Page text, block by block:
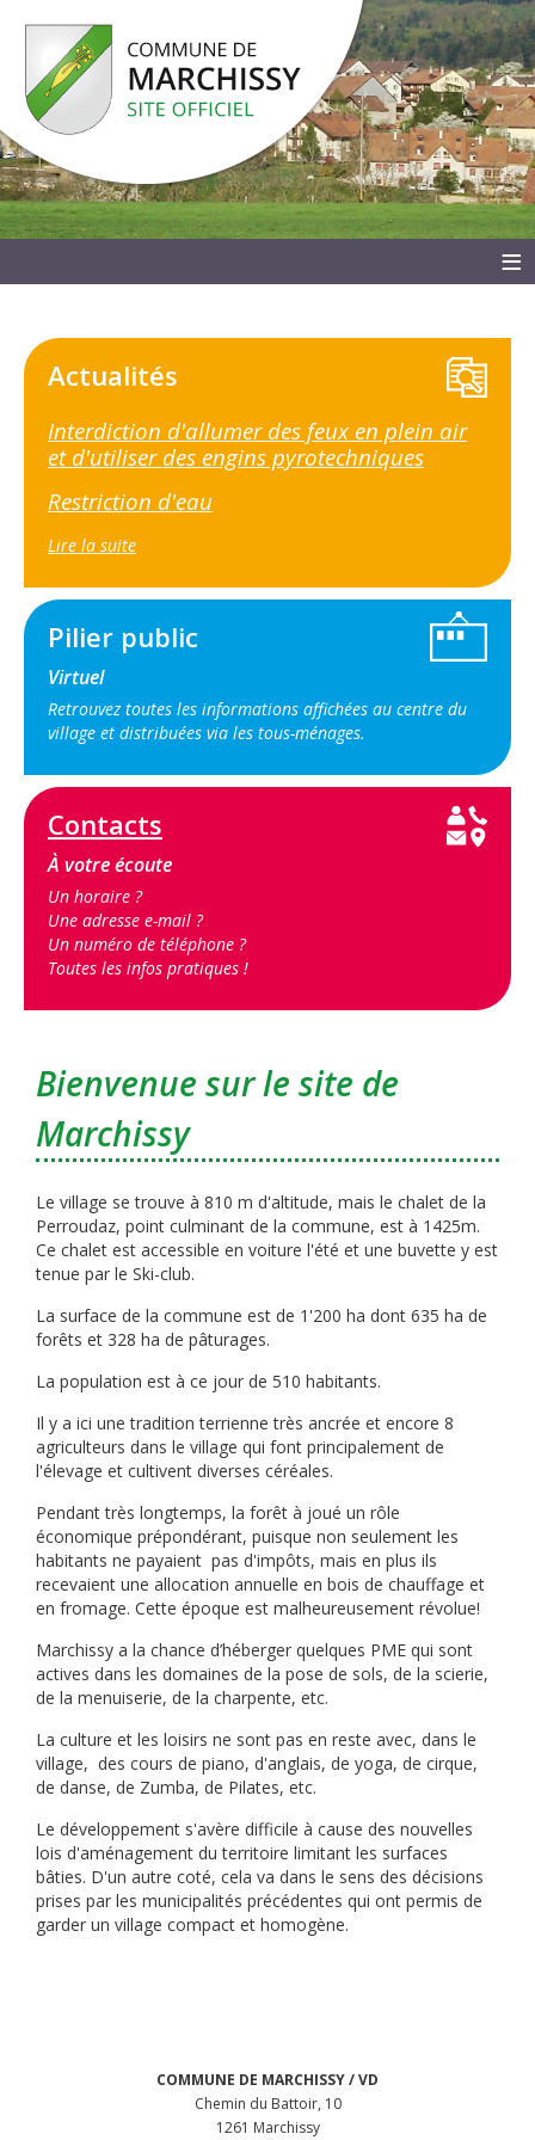
≡
Actualités
Interdiction d'allumer des feux en plein air
et d'utiliser des engins pyrotechniques
Restriction d'eau
Lire la suite
Pilier public
Virtuel
Retrouvez toutes les informations affichées au centre du
village et distribuées via les tous-ménages.
Contacts
À votre écoute
Un horaire ?
Une adresse e-mail ?
Un numéro de téléphone ?
Toutes les infos pratiques !
Bienvenue sur le site de
Marchissy
Le village se trouve à 810 m d'altitude, mais le chalet de la
Perroudaz, point culminant de la commune, est à 1425m.
Ce chalet est accessible en voiture l'été et une buvette y est
tenue par le Ski-club.
La surface de la commune est de 1'200 ha dont 635 ha de
forêts et 328 ha de pâturages.
La population est à ce jour de 510 habitants.
Il y a ici une tradition terrienne très ancrée et encore 8
agriculteurs dans le village qui font principalement de
l'élevage et cultivent diverses céréales.
Pendant très longtemps, la forêt à joué un rôle
économique prépondérant, puisque non seulement les
habitants ne payaient pas d'impôts, mais en plus ils
recevaient une allocation annuelle en bois de chauffage et
en fromage. Cette époque est malheureusement révolue!
Marchissy a la chance d’héberger quelques PME qui sont
actives dans les domaines de la pose de sols, de la scierie,
de la menuiserie, de la charpente, etc.
La culture et les loisirs ne sont pas en reste avec, dans le
village, des cours de piano, d'anglais, de yoga, de cirque,
de danse, de Zumba, de Pilates, etc.
Le développement s'avère difficile à cause des nouvelles
lois d'aménagement du territoire limitant les surfaces
bâties. D'un autre coté, cela va dans le sens des décisions
prises par les municipalités précédentes qui ont permis de
garder un village compact et homogène.
COMMUNE DE MARCHISSY / VD
Chemin du Battoir, 10
1261 Marchissy